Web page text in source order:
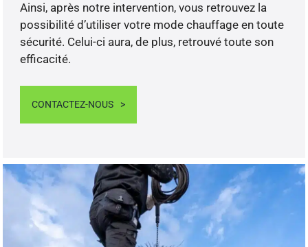
Ainsi, après notre intervention, vous retrouvez la
possibilité d’utiliser votre mode chauffage en toute
sécurité. Celui-ci aura, de plus, retrouvé toute son
efficacité.
CONTACTEZ-NOUS